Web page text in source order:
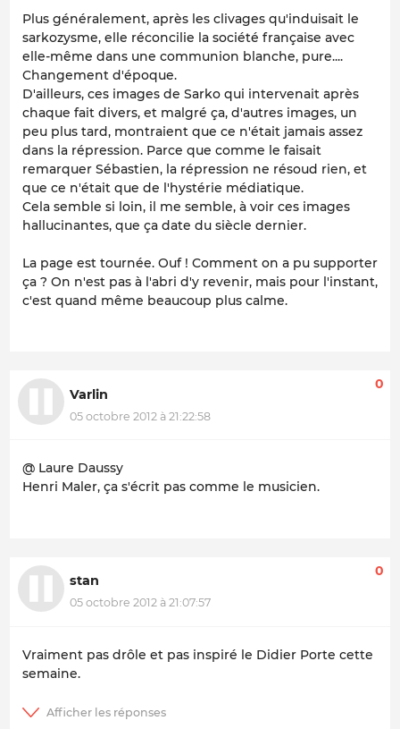
Plus généralement, après les clivages qu'induisait le
sarkozysme, elle réconcilie la société française avec
elle-même dans une communion blanche, pure....
Changement d'époque.
D'ailleurs, ces images de Sarko qui intervenait après
chaque fait divers, et malgré ça, d'autres images, un
peu plus tard, montraient que ce n'était jamais assez
dans la répression. Parce que comme le faisait
remarquer Sébastien, la répression ne résoud rien, et
que ce n'était que de l'hystérie médiatique.
Cela semble si loin, il me semble, à voir ces images
hallucinantes, que ça date du siècle dernier.
La page est tournée. Ouf ! Comment on a pu supporter
ça ? On n'est pas à l'abri d'y revenir, mais pour l'instant,
c'est quand même beaucoup plus calme.
Varlin
05 octobre 2012 à 21:22:58
0
@ Laure Daussy
Henri Maler, ça s'écrit pas comme le musicien.
stan
05 octobre 2012 à 21:07:57
0
Vraiment pas drôle et pas inspiré le Didier Porte cette
semaine.